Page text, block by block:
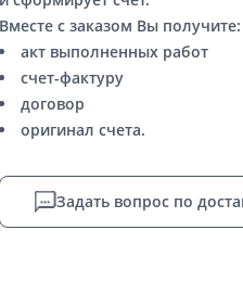
Вместе с заказом Вы получите:
акт выполненных работ
счет-фактуру
договор
оригинал счета.
Задать вопрос по